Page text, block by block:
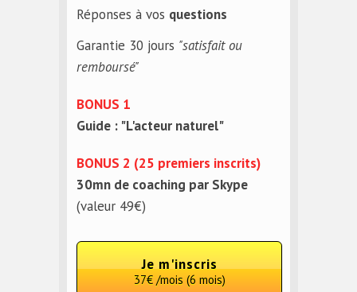
Réponses à vos questions
Garantie 30 jours "satisfait ou
remboursé"
BONUS 1
Guide : "L'acteur naturel"
BONUS 2 (25 premiers inscrits)
30mn de coaching par Skype
(valeur 49€)
Je m'inscris
37€ /mois (6 mois)